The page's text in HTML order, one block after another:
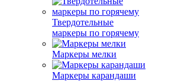
Твердотельные
маркеры по горячему
Маркеры мелки
Маркеры карандаши